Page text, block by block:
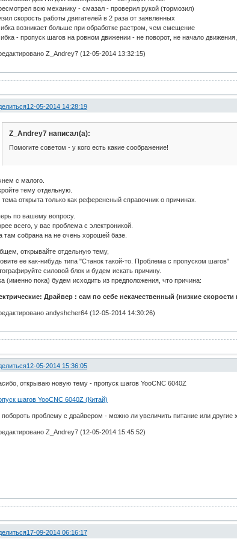
всю механику - смазал - проверил рукой (тормозил)
скорость работы двигателей в 2 раза от заявленных
возникает больше при обработке растром, чем смещение
- пропуск шагов на ровном движении - не поворот, не начало
Z_Andrey7 (12-05-2014 13:32:15)
12-05-2014 14:28:19
Z_Andrey7 написал(а):
Помогите советом - у кого есть какие соображение!
с малого.
тему отдельную.
тема открыта только как референсный справочник о причинах.
по вашему вопросу.
всего, у вас проблема с электроникой.
там собрана на не очень хорошей базе.
открывайте отдельную тему,
ее как-нибудь типа "Станок такой-то. Проблема с пропуском шагов"
силовой блок и будем искать причину.
(именно пока) будем исходить из предположения, что причина:
Драйвер : сам по себе некачественный (низкие скорости
andyshcher64 (12-05-2014 14:30:26)
12-05-2014 15:36:05
открываю новую тему - пропуск шагов YooCNC 6040Z
шагов YooCNC 6040Z (Китай)
побороть проблему с драйвером - можно ли увеличить питание или
Z_Andrey7 (12-05-2014 15:45:52)
17-09-2014 06:16:17